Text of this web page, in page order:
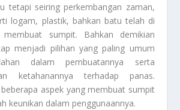
tetapi seiring perkembangan zaman,
logam, plastik, bahkan batu telah di
membuat sumpit. Bahkan demikian
menjadi pilihan yang paling umum
dalam pembuatannya serta
ketahanannya terhadap panas.
aspek yang membuat sumpit
keunikan dalam penggunaannya.